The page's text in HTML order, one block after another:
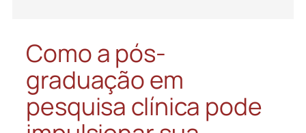
Como a pós-
graduação em
pesquisa clínica pode